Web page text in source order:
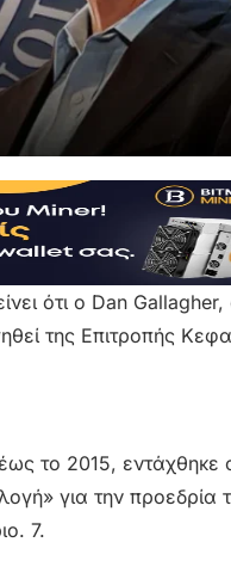
ότι ο Dan Gallagher,
της Επιτροπής
το 2015, εντάχθηκε
για την προεδρία
7.